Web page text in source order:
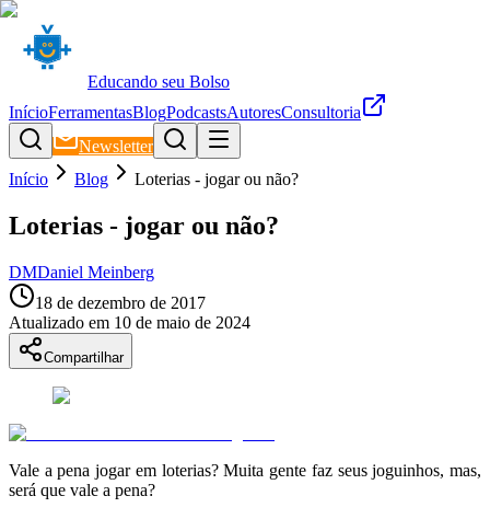
Educando seu Bolso
InícioFerramentasBlogPodcastsAutoresConsultoria
Newsletter
Início
Blog Loterias - jogar ou não?
Loterias - jogar ou não?
DMDaniel Meinberg
18 de dezembro de 2017
Atualizado em 10 de maio de 2024
Compartilhar
Vale a pena jogar em loterias? Muita gente faz seus joguinhos, mas,
será que vale a pena?